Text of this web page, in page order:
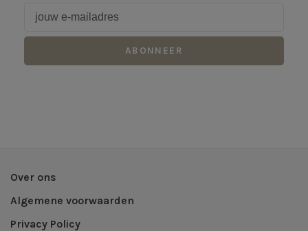
ABONNEER
Over ons
Algemene voorwaarden
Privacy Policy